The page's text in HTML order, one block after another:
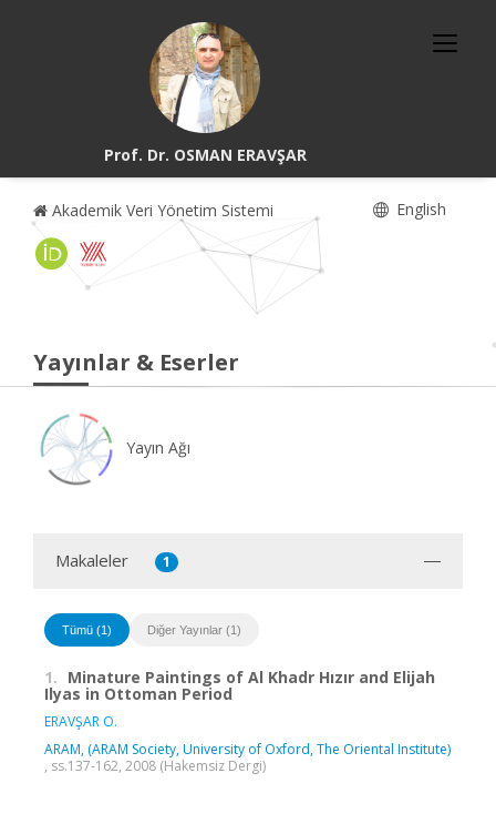
Prof. Dr. OSMAN ERAVŞAR
Akademik Veri Yönetim Sistemi English
Yayınlar & Eserler
Yayın Ağı
Makaleler 1
Tümü (1) Diğer Yayınlar (1)
1. Minature Paintings of Al Khadr Hızır and Elijah
Ilyas in Ottoman Period
ERAVŞAR O.
ARAM, (ARAM Society, University of Oxford, The Oriental Institute)
, ss.137-162, 2008 (Hakemsiz Dergi)